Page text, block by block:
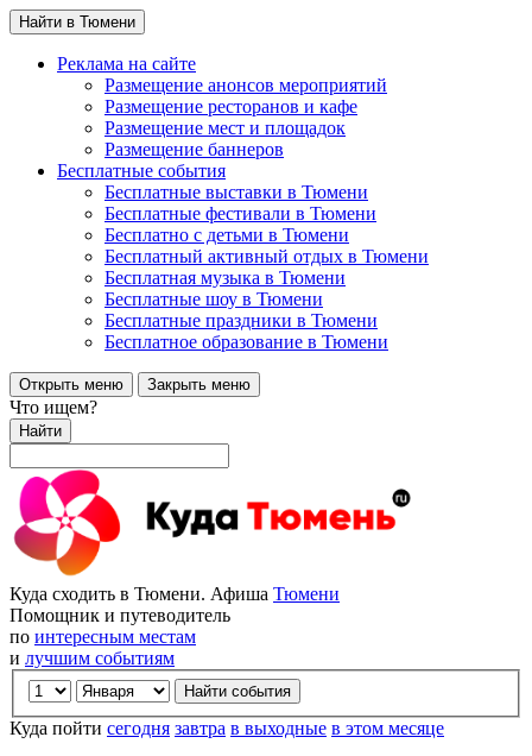
Найти в Тюмени
Реклама на сайте
Размещение анонсов мероприятий
Размещение ресторанов и кафе
Размещение мест и площадок
Размещение баннеров
Бесплатные события
Бесплатные выставки в Тюмени
Бесплатные фестивали в Тюмени
Бесплатно с детьми в Тюмени
Бесплатный активный отдых в Тюмени
Бесплатная музыка в Тюмени
Бесплатные шоу в Тюмени
Бесплатные праздники в Тюмени
Бесплатное образование в Тюмени
Открыть меню Закрыть меню
Что ищем?
Найти
Куда сходить в Тюмени. Афиша Тюмени
Помощник и путеводитель
по интересным местам
и лучшим событиям
Куда пойти сегодня завтра в выходные в этом месяце